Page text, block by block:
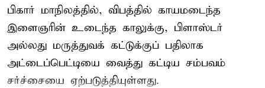
பிகார் மாநிலத்தில், விபத்தில் காயமடைந்த
இளைஞரின் உடைந்த காலுக்கு, பிளாஸ்டர்
அல்லது மருத்துவக் கட்டுக்குப் பதிலாக
அட்டைப்பெட்டியை வைத்து கட்டிய சம்பவம்
சர்ச்சையை ஏற்படுத்தியுள்ளது.